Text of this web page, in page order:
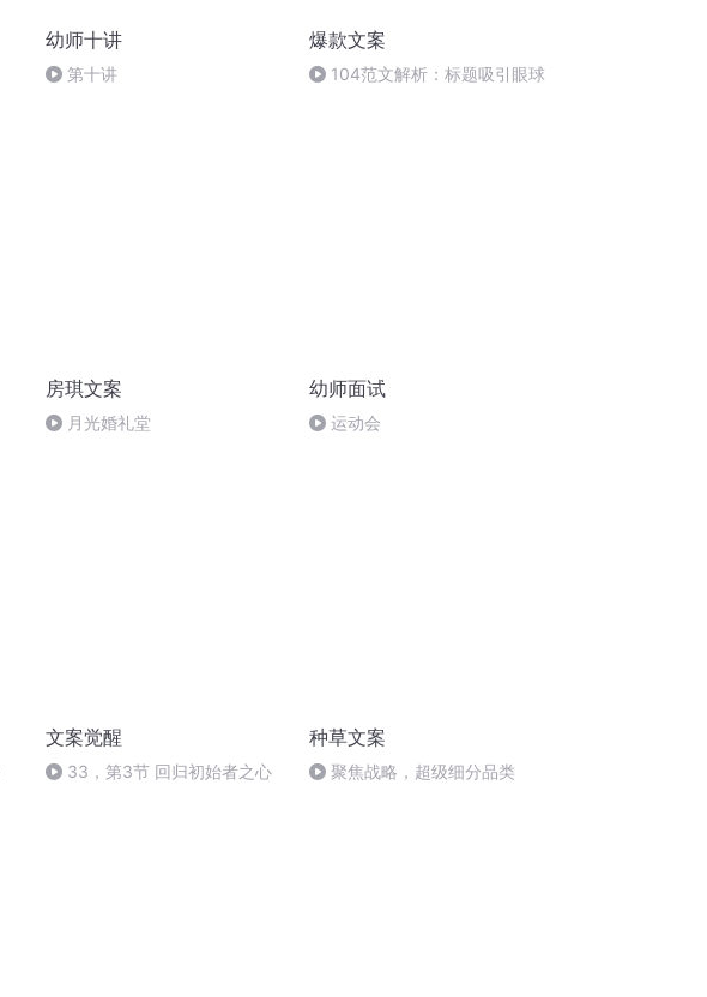
幼师十讲
第十讲
爆款文案
104范文解析：标题吸引眼球
房琪文案
月光婚礼堂
幼师面试
运动会
文案觉醒
33，第3节 回归初始者之心
种草文案
聚焦战略，超级细分品类